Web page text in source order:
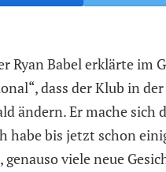
Ryan Babel erklärte im
dass der Klub in
ändern. Er mache
habe bis jetzt schon
genauso viele neue